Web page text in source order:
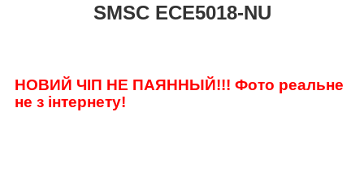
SMSC ECE5018-NU
НОВИЙ ЧІП НЕ ПАЯННЫЙ!!! Фото реальне
не з інтернету!